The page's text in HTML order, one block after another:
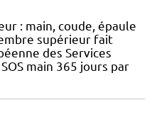
: main, coude, épaule
supérieur fait
des Services
main 365 jours par